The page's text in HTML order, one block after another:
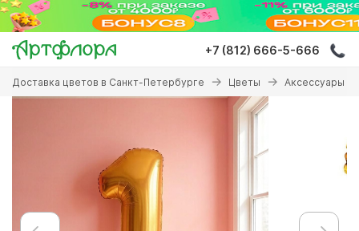
Перейти
основному
содержанию
+7 (812) 666-5-666
Вы
здесь
Доставка цветов в Санкт-Петербурге Цветы Аксессуары к